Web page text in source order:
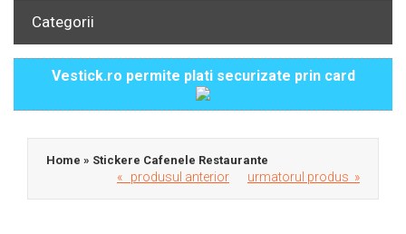
Categorii
Vestick.ro permite plati securizate prin card
Home » Stickere Cafenele Restaurante
« produsul anterior urmatorul produs »